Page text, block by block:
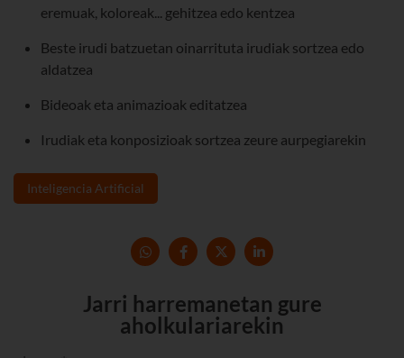
eremuak, koloreak... gehitzea edo kentzea
Beste irudi batzuetan oinarrituta irudiak sortzea edo
aldatzea
Bideoak eta animazioak editatzea
Irudiak eta konposizioak sortzea zeure aurpegiarekin
Inteligencia Artificial
Jarri harremanetan gure
aholkulariarekin